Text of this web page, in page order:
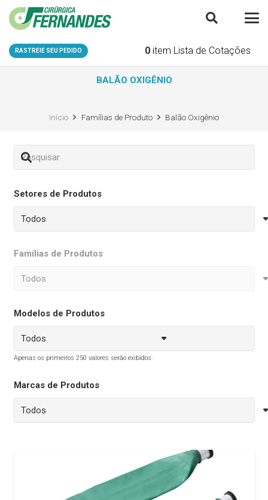
RASTREIE SEU PEDIDO 0 item Lista de Cotações
BALÃO OXIGÊNIO
Início Famílias de Produto Balão Oxigênio
Setores de Produtos
Famílias de Produtos
Modelos de Produtos
Apenas os primeiros 250 valores serão exibidos.
Marcas de Produtos